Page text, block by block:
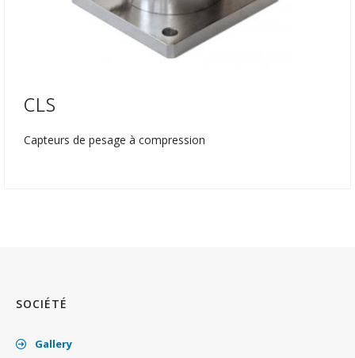
CLS
Capteurs de pesage à compression
SOCIÉTÉ
Gallery